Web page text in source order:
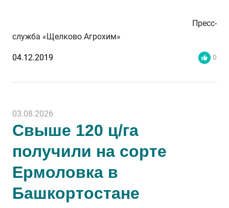
Пресс-
служба «Щелково Агрохим»
04.12.2019 0
03.08.2026
Свыше 120 ц/га
получили на сорте
Ермоловка в
Башкортостане